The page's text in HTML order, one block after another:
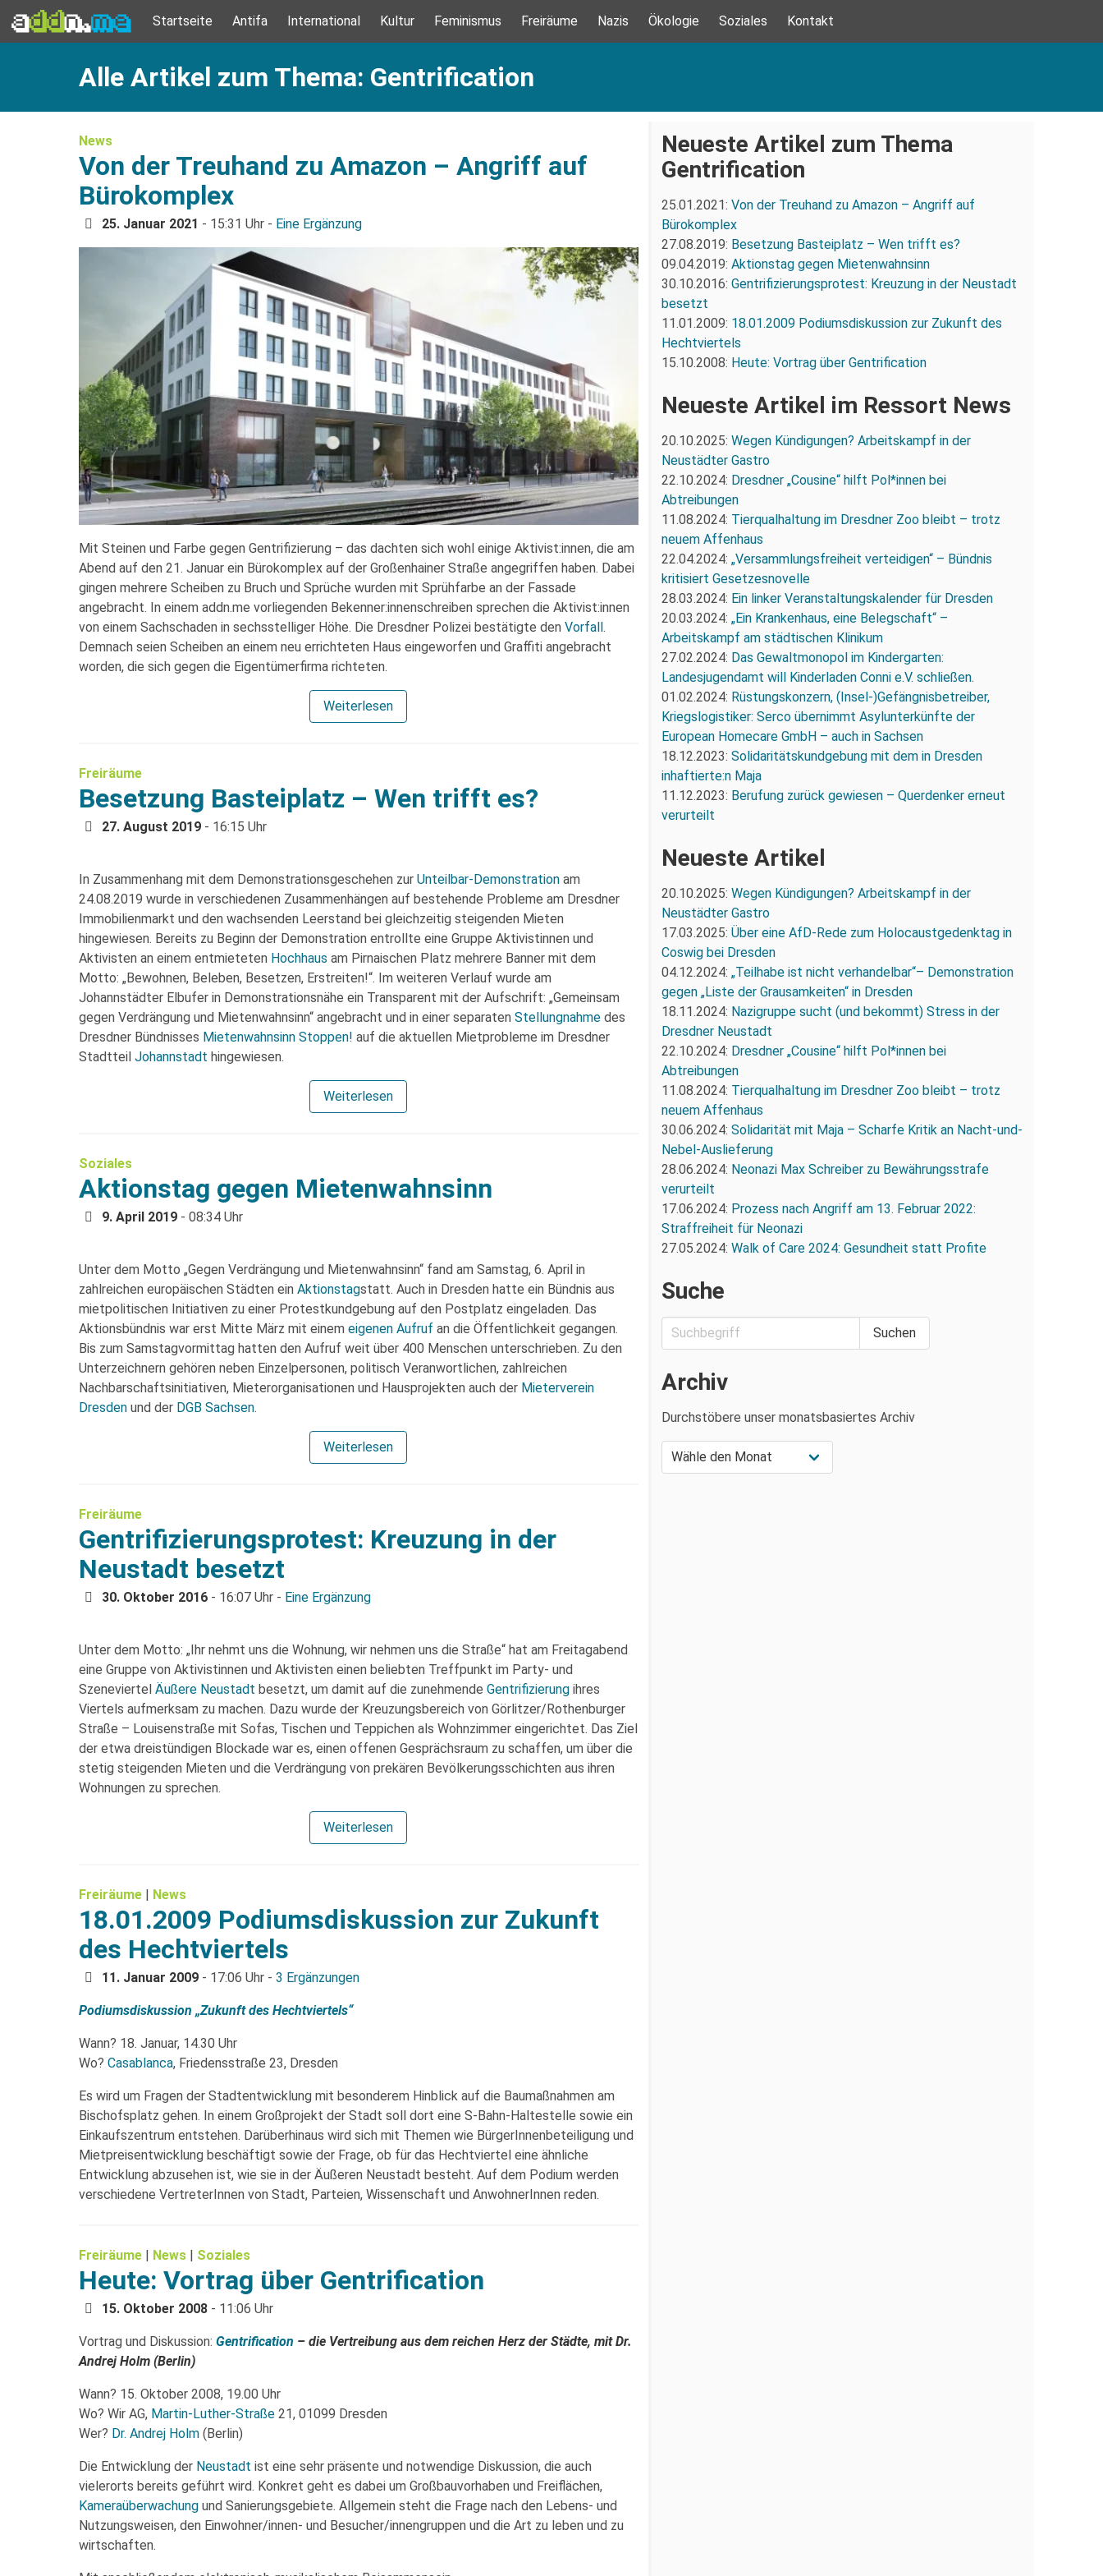
Startseite Antifa International Kultur Feminismus Freiräume Nazis Ökologie Soziales Kontakt
Alle Artikel zum Thema: Gentrification
News
Von der Treuhand zu Amazon – Angriff auf
Bürokomplex
25. Januar 2021 - 15:31 Uhr - Eine Ergänzung
Mit Steinen und Farbe gegen Gentrifizierung – das dachten sich wohl einige Aktivist:innen, die am
Abend auf den 21. Januar ein Bürokomplex auf der Großenhainer Straße angegriffen haben. Dabei
gingen mehrere Scheiben zu Bruch und Sprüche wurden mit Sprühfarbe an der Fassade
angebracht. In einem addn.me vorliegenden Bekenner:innenschreiben sprechen die Aktivist:innen
von einem Sachschaden in sechsstelliger Höhe. Die Dresdner Polizei bestätigte den Vorfall.
Demnach seien Scheiben an einem neu errichteten Haus eingeworfen und Graffiti angebracht
worden, die sich gegen die Eigentümerfirma richteten.
Weiterlesen
Freiräume
Besetzung Basteiplatz – Wen trifft es?
27. August 2019 - 16:15 Uhr
In Zusammenhang mit dem Demonstrationsgeschehen zur Unteilbar-Demonstration am
24.08.2019 wurde in verschiedenen Zusammenhängen auf bestehende Probleme am Dresdner
Immobilienmarkt und den wachsenden Leerstand bei gleichzeitig steigenden Mieten
hingewiesen. Bereits zu Beginn der Demonstration entrollte eine Gruppe Aktivistinnen und
Aktivisten an einem entmieteten Hochhaus am Pirnaischen Platz mehrere Banner mit dem
Motto: „Bewohnen, Beleben, Besetzen, Erstreiten!“. Im weiteren Verlauf wurde am
Johannstädter Elbufer in Demonstrationsnähe ein Transparent mit der Aufschrift: „Gemeinsam
gegen Verdrängung und Mietenwahnsinn“ angebracht und in einer separaten Stellungnahme des
Dresdner Bündnisses Mietenwahnsinn Stoppen! auf die aktuellen Mietprobleme im Dresdner
Stadtteil Johannstadt hingewiesen.
Weiterlesen
Soziales
Aktionstag gegen Mietenwahnsinn
9. April 2019 - 08:34 Uhr
Unter dem Motto „Gegen Verdrängung und Mietenwahnsinn“ fand am Samstag, 6. April in
zahlreichen europäischen Städten ein Aktionstagstatt. Auch in Dresden hatte ein Bündnis aus
mietpolitischen Initiativen zu einer Protestkundgebung auf den Postplatz eingeladen. Das
Aktionsbündnis war erst Mitte März mit einem eigenen Aufruf an die Öffentlichkeit gegangen.
Bis zum Samstagvormittag hatten den Aufruf weit über 400 Menschen unterschrieben. Zu den
Unterzeichnern gehören neben Einzelpersonen, politisch Veranwortlichen, zahlreichen
Nachbarschaftsinitiativen, Mieterorganisationen und Hausprojekten auch der Mieterverein
Dresden und der DGB Sachsen.
Weiterlesen
Freiräume
Gentrifizierungsprotest: Kreuzung in der
Neustadt besetzt
30. Oktober 2016 - 16:07 Uhr - Eine Ergänzung
Unter dem Motto: „Ihr nehmt uns die Wohnung, wir nehmen uns die Straße“ hat am Freitagabend
eine Gruppe von Aktivistinnen und Aktivisten einen beliebten Treffpunkt im Party- und
Szeneviertel Äußere Neustadt besetzt, um damit auf die zunehmende Gentrifizierung ihres
Viertels aufmerksam zu machen. Dazu wurde der Kreuzungsbereich von Görlitzer/Rothenburger
Straße – Louisenstraße mit Sofas, Tischen und Teppichen als Wohnzimmer eingerichtet. Das Ziel
der etwa dreistündigen Blockade war es, einen offenen Gesprächsraum zu schaffen, um über die
stetig steigenden Mieten und die Verdrängung von prekären Bevölkerungsschichten aus ihren
Wohnungen zu sprechen.
Weiterlesen
Freiräume | News
18.01.2009 Podiumsdiskussion zur Zukunft
des Hechtviertels
11. Januar 2009 - 17:06 Uhr - 3 Ergänzungen
Podiumsdiskussion „Zukunft des Hechtviertels“
Wann? 18. Januar, 14.30 Uhr
Wo? Casablanca, Friedensstraße 23, Dresden
Es wird um Fragen der Stadtentwicklung mit besonderem Hinblick auf die Baumaßnahmen am
Bischofsplatz gehen. In einem Großprojekt der Stadt soll dort eine S-Bahn-Haltestelle sowie ein
Einkaufszentrum entstehen. Darüberhinaus wird sich mit Themen wie BürgerInnenbeteiligung und
Mietpreisentwicklung beschäftigt sowie der Frage, ob für das Hechtviertel eine ähnliche
Entwicklung abzusehen ist, wie sie in der Äußeren Neustadt besteht. Auf dem Podium werden
verschiedene VertreterInnen von Stadt, Parteien, Wissenschaft und AnwohnerInnen reden.
Freiräume | News | Soziales
Heute: Vortrag über Gentrification
15. Oktober 2008 - 11:06 Uhr
Vortrag und Diskussion: Gentrification – die Vertreibung aus dem reichen Herz der Städte, mit Dr.
Andrej Holm (Berlin)
Wann? 15. Oktober 2008, 19.00 Uhr
Wo? Wir AG, Martin-Luther-Straße 21, 01099 Dresden
Wer? Dr. Andrej Holm (Berlin)
Die Entwicklung der Neustadt ist eine sehr präsente und notwendige Diskussion, die auch
vielerorts bereits geführt wird. Konkret geht es dabei um Großbauvorhaben und Freiflächen,
Kameraüberwachung und Sanierungsgebiete. Allgemein steht die Frage nach den Lebens- und
Nutzungsweisen, den Einwohner/innen- und Besucher/innengruppen und die Art zu leben und zu
wirtschaften.
Neueste Artikel zum Thema
Gentrification
25.01.2021: Von der Treuhand zu Amazon – Angriff auf
Bürokomplex
27.08.2019: Besetzung Basteiplatz – Wen trifft es?
09.04.2019: Aktionstag gegen Mietenwahnsinn
30.10.2016: Gentrifizierungsprotest: Kreuzung in der Neustadt
besetzt
11.01.2009: 18.01.2009 Podiumsdiskussion zur Zukunft des
Hechtviertels
15.10.2008: Heute: Vortrag über Gentrification
Neueste Artikel im Ressort News
20.10.2025: Wegen Kündigungen? Arbeitskampf in der
Neustädter Gastro
22.10.2024: Dresdner „Cousine“ hilft Pol*innen bei
Abtreibungen
11.08.2024: Tierqualhaltung im Dresdner Zoo bleibt – trotz
neuem Affenhaus
22.04.2024: „Versammlungsfreiheit verteidigen“ – Bündnis
kritisiert Gesetzesnovelle
28.03.2024: Ein linker Veranstaltungskalender für Dresden
20.03.2024: „Ein Krankenhaus, eine Belegschaft“ –
Arbeitskampf am städtischen Klinikum
27.02.2024: Das Gewaltmonopol im Kindergarten:
Landesjugendamt will Kinderladen Conni e.V. schließen.
01.02.2024: Rüstungskonzern, (Insel-)Gefängnisbetreiber,
Kriegslogistiker: Serco übernimmt Asylunterkünfte der
European Homecare GmbH – auch in Sachsen
18.12.2023: Solidaritätskundgebung mit dem in Dresden
inhaftierte:n Maja
11.12.2023: Berufung zurück gewiesen – Querdenker erneut
verurteilt
Neueste Artikel
20.10.2025: Wegen Kündigungen? Arbeitskampf in der
Neustädter Gastro
17.03.2025: Über eine AfD-Rede zum Holocaustgedenktag in
Coswig bei Dresden
04.12.2024: „Teilhabe ist nicht verhandelbar“– Demonstration
gegen „Liste der Grausamkeiten“ in Dresden
18.11.2024: Nazigruppe sucht (und bekommt) Stress in der
Dresdner Neustadt
22.10.2024: Dresdner „Cousine“ hilft Pol*innen bei
Abtreibungen
11.08.2024: Tierqualhaltung im Dresdner Zoo bleibt – trotz
neuem Affenhaus
30.06.2024: Solidarität mit Maja – Scharfe Kritik an Nacht-und-
Nebel-Auslieferung
28.06.2024: Neonazi Max Schreiber zu Bewährungsstrafe
verurteilt
17.06.2024: Prozess nach Angriff am 13. Februar 2022:
Straffreiheit für Neonazi
27.05.2024: Walk of Care 2024: Gesundheit statt Profite
Suche
Archiv
Durchstöbere unser monatsbasiertes Archiv